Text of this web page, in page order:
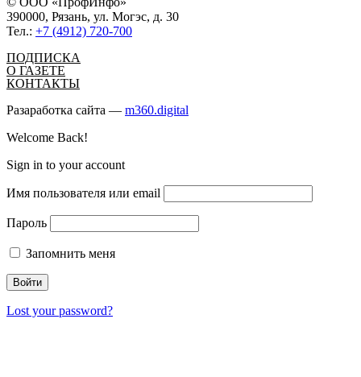
390000, Рязань, ул. Могэс, д. 30
Тел.: +7 (4912) 720-700
ПОДПИСКА
О ГАЗЕТЕ
КОНТАКТЫ
Разаработка сайта — m360.digital
Welcome Back!
Sign in to your account
Имя пользователя или email
Пароль
Запомнить меня
Lost your password?